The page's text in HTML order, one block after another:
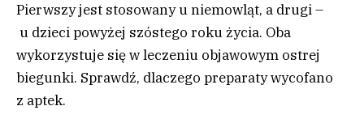
Pierwszy jest stosowany u niemowląt, a drugi –
u dzieci powyżej szóstego roku życia. Oba
wykorzystuje się w leczeniu objawowym ostrej
biegunki. Sprawdź, dlaczego preparaty wycofano
z aptek.